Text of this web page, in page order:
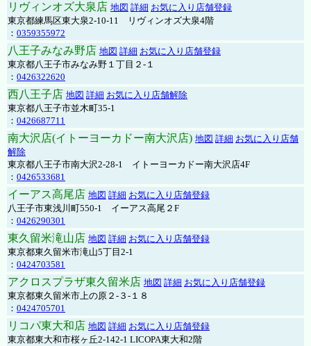
リヴィンオズ大泉店 地図 詳細 お気に入り店舗登録
東京都練馬区東大泉2-10-11 リヴィンオズ大泉4階
： 0359355972
八王子みなみ野店 地図 詳細 お気に入り店舗登録
東京都八王子市みなみ野１丁目２-１
： 0426322620
西八王子店 地図 詳細 お気に入り店舗解除
東京都八王子市並木町35-1
： 0426687711
南大沢店(イトーヨーカドー南大沢店) 地図 詳細 お気に入り店舗
解除
東京都八王子市南大沢2-28-1 イトーヨーカドー南大沢店4F
： 0426533681
イーアス高尾店 地図 詳細 お気に入り店舗登録
八王子市東浅川町550-1 イーアス高尾２F
： 0426290301
東久留米滝山店 地図 詳細 お気に入り店舗登録
東京都東久留米市滝山5丁目2-1
： 0424703581
アクロスプラザ東久留米店 地図 詳細 お気に入り店舗登録
東京都東久留米市上の原２-３-１８
： 0424705701
リコパ東大和店 地図 詳細 お気に入り店舗登録
東京都東大和市桜ヶ丘2-142-1 LICOPA東大和2階